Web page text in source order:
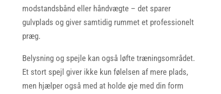
modstandsbånd eller håndvægte – det sparer
gulvplads og giver samtidig rummet et professionelt
præg.
Belysning og spejle kan også løfte træningsområdet.
Et stort spejl giver ikke kun følelsen af mere plads,
men hjælper også med at holde øje med din form